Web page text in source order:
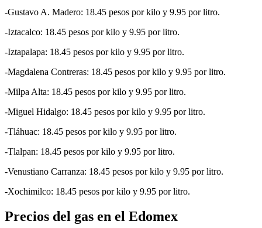
-Gustavo A. Madero: 18.45 pesos por kilo y 9.95 por litro.
-Iztacalco: 18.45 pesos por kilo y 9.95 por litro.
-Iztapalapa: 18.45 pesos por kilo y 9.95 por litro.
-Magdalena Contreras: 18.45 pesos por kilo y 9.95 por litro.
-Milpa Alta: 18.45 pesos por kilo y 9.95 por litro.
-Miguel Hidalgo: 18.45 pesos por kilo y 9.95 por litro.
-Tláhuac: 18.45 pesos por kilo y 9.95 por litro.
-Tlalpan: 18.45 pesos por kilo y 9.95 por litro.
-Venustiano Carranza: 18.45 pesos por kilo y 9.95 por litro.
-Xochimilco: 18.45 pesos por kilo y 9.95 por litro.
Precios del gas en el Edomex